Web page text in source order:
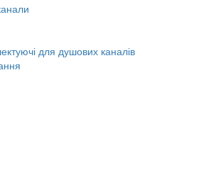
для душових каналів